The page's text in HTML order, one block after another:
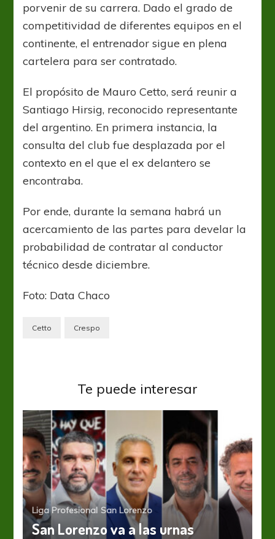
porvenir de su carrera. Dado el grado de
competitividad de diferentes equipos en el
continente, el entrenador sigue en plena
cartelera para ser contratado.
El propósito de Mauro Cetto, será reunir a
Santiago Hirsig, reconocido representante
del argentino. En primera instancia, la
consulta del club fue desplazada por el
contexto en el que el ex delantero se
encontraba.
Por ende, durante la semana habrá un
acercamiento de las partes para develar la
probabilidad de contratar al conductor
técnico desde diciembre.
Foto: Data Chaco
Cetto Crespo
Te puede interesar
Liga Profesional San Lorenzo
San Lorenzo va a las urnas